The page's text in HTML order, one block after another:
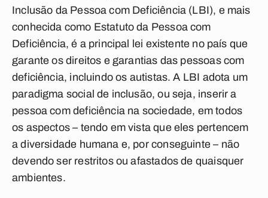
Inclusão da Pessoa com Deficiência (LBI), e mais
conhecida como Estatuto da Pessoa com
Deficiência, é a principal lei existente no país que
garante os direitos e garantias das pessoas com
deficiência, incluindo os autistas. A LBI adota um
paradigma social de inclusão, ou seja, inserir a
pessoa com deficiência na sociedade, em todos
os aspectos – tendo em vista que eles pertencem
a diversidade humana e, por conseguinte – não
devendo ser restritos ou afastados de quaisquer
ambientes.